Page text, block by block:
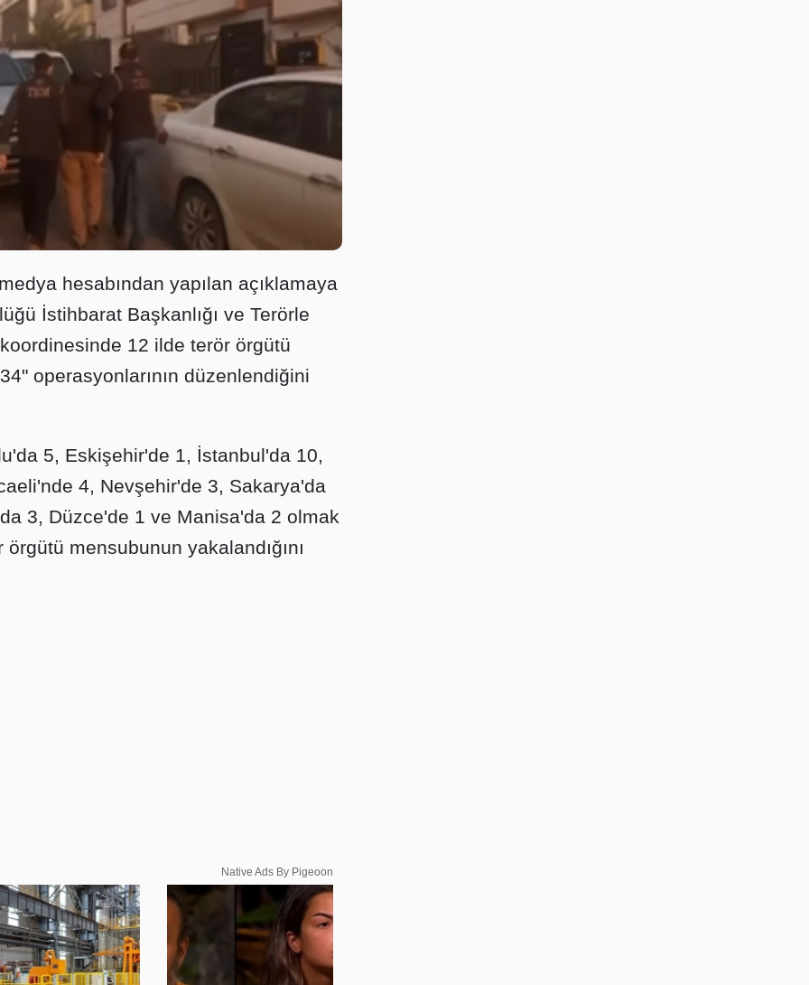
hesabından yapılan açıklamaya
İstihbarat Başkanlığı ve Terörle
12 ilde terör örgütü
operasyonlarının düzenlendiğini
5, Eskişehir'de 1, İstanbul'da 10,
4, Nevşehir'de 3, Sakarya'da
3, Düzce'de 1 ve Manisa'da 2 olmak
mensubunun yakalandığını
Native Ads By Pigeoon